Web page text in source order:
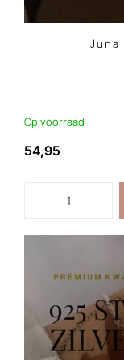
Juna
Op voorraad
54,95